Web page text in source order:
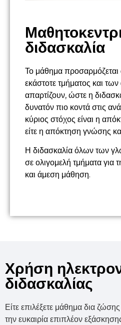
διδασκαλία
Το μάθημα προσαρμόζεται
εκάστοτε τμήματος και
απαρτίζουν, ώστε η
δυνατόν πιο κοντά στις
κύριος στόχος είναι η
είτε η απόκτηση γνώσης
Η διδασκαλία όλων των
σε ολιγομελή τμήματα για
και άμεση μάθηση.
Χρήση
διδασκαλίας
Είτε επιλέξετε μάθημα δια
την ευκαιρία επιπλέον